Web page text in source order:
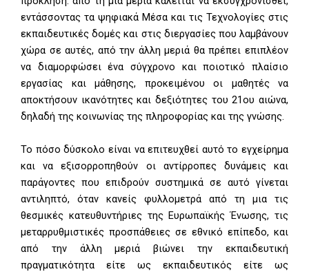
εντάσσοντας τα ψηφιακά Μέσα και τις Τεχνολογίες στις
εκπαιδευτικές δομές και στις διεργασίες που λαμβάνουν
χώρα σε αυτές, από την άλλη μεριά θα πρέπει επιπλέον
να διαμορφώσει ένα σύγχρονο και ποιοτικό πλαίσιο
εργασίας και μάθησης, προκειμένου οι μαθητές να
αποκτήσουν ικανότητες και δεξιότητες του 21ου αιώνα,
δηλαδή της κοινωνίας της πληροφορίας και της γνώσης.
Το πόσο δύσκολο είναι να επιτευχθεί αυτό το εγχείρημα
και να εξισορροπηθούν οι αντίρροπες δυνάμεις και
παράγοντες που επιδρούν συστημικά σε αυτό γίνεται
αντιληπτό, όταν κανείς φυλλομετρά από τη μια τις
θεσμικές κατευθυντήριες της Ευρωπαϊκής Ένωσης, τις
μεταρρυθμιστικές προσπάθειες σε εθνικό επίπεδο, και
από την άλλη μεριά βιώνει την εκπαιδευτική
πραγματικότητα είτε ως εκπαιδευτικός είτε ως